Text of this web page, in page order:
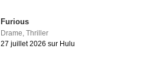
Furious
Drame ,Thriller
27 juillet 2026 sur Hulu